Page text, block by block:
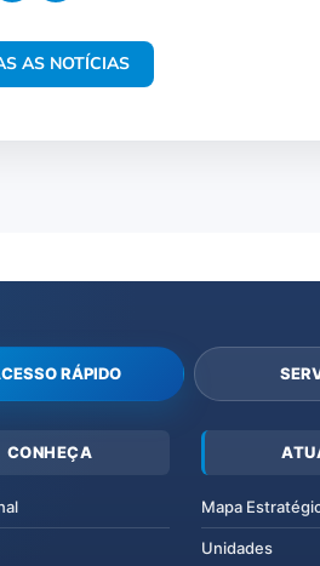
AS NOTÍCIAS
RÁPIDO
CONHEÇA
Mapa
Unidades